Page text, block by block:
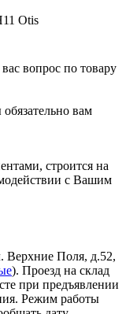
Otis
вопрос по товару
вам
строится на
с Вашим
Верхние Поля, д.52,
). Проезд на склад
при предъявлении
Режим работы